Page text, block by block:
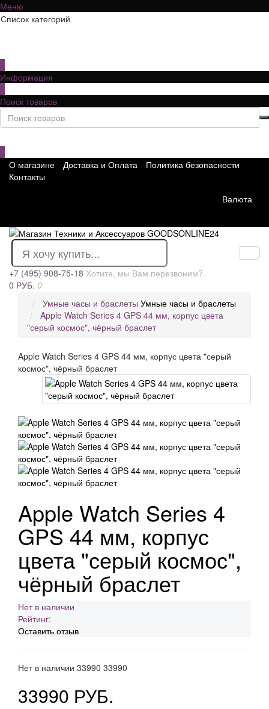
Меню
Список категорий
Информация
Поиск товаров
О магазине
Доставка и Оплата
Политика безопасности
Контакты
Валюта
+7 (495) 908-75-18 Хотите, мы Вам перезвоним?
0 РУБ. 0
Умные часы и браслеты Умные часы и браслеты
Apple Watch Series 4 GPS 44 мм, корпус цвета
"серый космос", чёрный браслет
Apple Watch Series 4 GPS 44 мм, корпус цвета "серый
космос", чёрный браслет
Apple Watch Series 4
GPS 44 мм, корпус
цвета "серый космос",
чёрный браслет
Нет в наличии
Рейтинг:
Оставить отзыв
Нет в наличии 33990 33990
33990 РУБ.